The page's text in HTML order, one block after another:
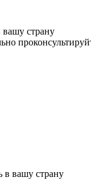
вашу страну
в вашу страну